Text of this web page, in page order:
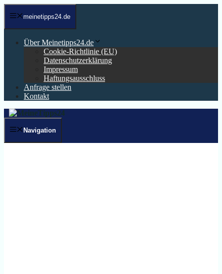
Zum
Inhalt meinetipps24.de
Über Meinetipps24.de
Cookie-Richtlinie (EU)
Datenschutzerklärung
Impressum
Haftungsausschluss
Anfrage stellen
Kontakt
Navigation